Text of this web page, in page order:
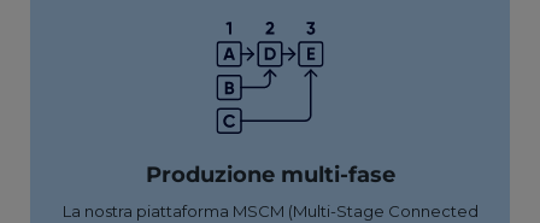
Produzione multi-fase
La nostra piattaforma MSCM (Multi-Stage Connected